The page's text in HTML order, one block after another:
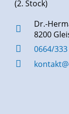
(2. Stock)
Dr.-
8200
0664/